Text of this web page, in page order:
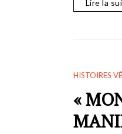
Lire la
HISTOIRES
«